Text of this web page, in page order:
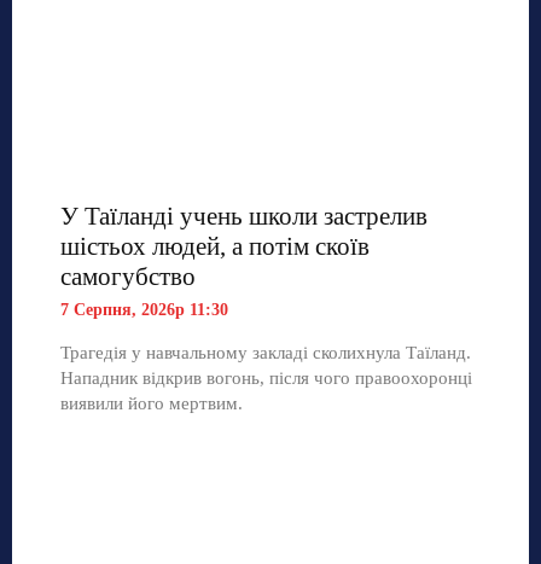
У Таїланді учень школи застрелив
шістьох людей, а потім скоїв
самогубство
7 Серпня, 2026р 11:30
Трагедія у навчальному закладі сколихнула Таїланд.
Нападник відкрив вогонь, після чого правоохоронці
виявили його мертвим.